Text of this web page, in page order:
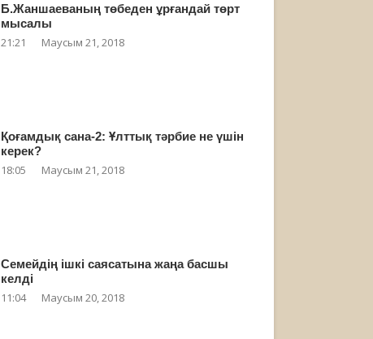
Б.Жаншаеваның төбеден ұрғандай төрт
мысалы
21:21 Маусым 21, 2018
Қоғамдық сана-2: Ұлттық тәрбие не үшін
керек?
18:05 Маусым 21, 2018
Семейдің ішкі саясатына жаңа басшы
келді
11:04 Маусым 20, 2018